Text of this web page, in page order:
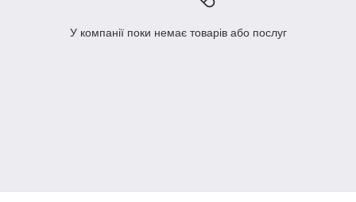
У компанії поки немає товарів або послуг